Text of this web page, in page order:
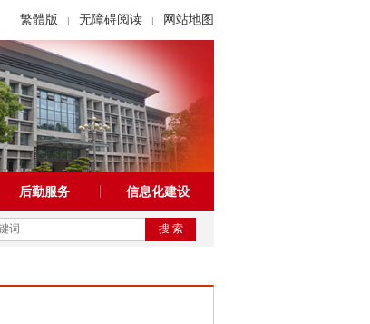
繁體版 | 无障碍阅读 | 网站地图
后勤服务 信息化建设
搜 索